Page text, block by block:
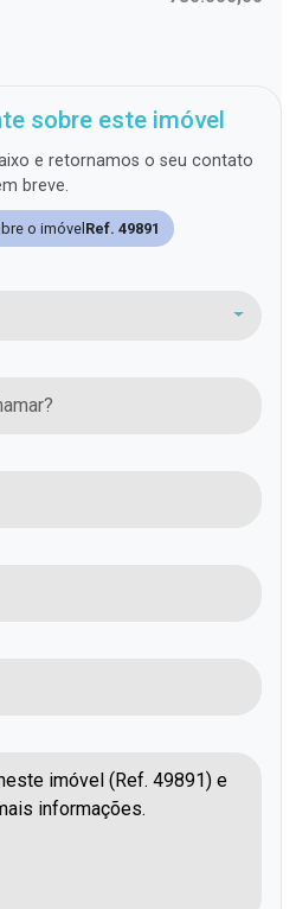
sobre este imóvel
e retornamos o seu contato
breve.
o imóvelRef. 49891